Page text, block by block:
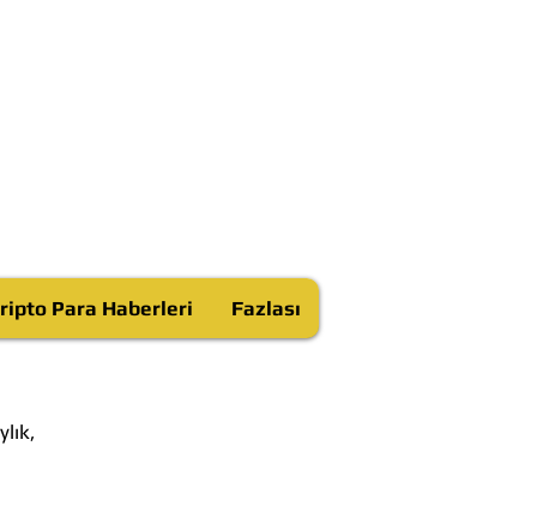
Para Haberleri Fazlası